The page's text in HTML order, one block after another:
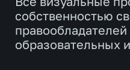
собственностью
образовательных